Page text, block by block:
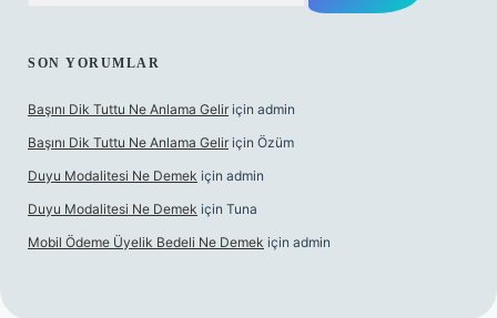
SON YORUMLAR
Başını Dik Tuttu Ne Anlama Gelir için admin
Başını Dik Tuttu Ne Anlama Gelir için Özüm
Duyu Modalitesi Ne Demek için admin
Duyu Modalitesi Ne Demek için Tuna
Mobil Ödeme Üyelik Bedeli Ne Demek için admin